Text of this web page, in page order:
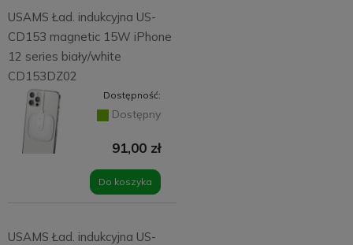
USAMS Ład. indukcyjna US-
CD153 magnetic 15W iPhone
12 series biały/white
CD153DZ02
Dostępność:
Dostępny
91,00 zł
Do koszyka
USAMS Ład. indukcyjna US-